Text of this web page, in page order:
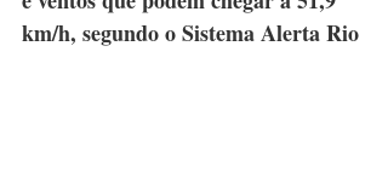
km/h, segundo o Sistema Alerta Rio